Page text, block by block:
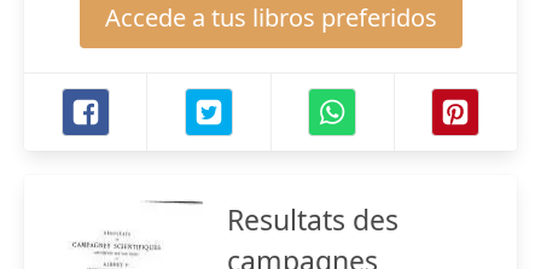
Accede a tus libros preferidos
Resultats des
campagnes